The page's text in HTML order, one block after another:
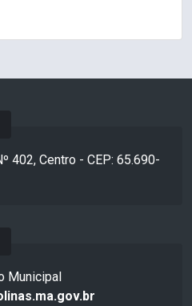
402, Centro - CEP: 65.690-
Municipal